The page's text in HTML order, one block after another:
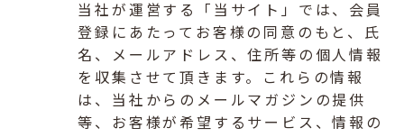
当社が運営する「当サイト」では、会員
登録にあたってお客様の同意のもと、氏
名、メールアドレス、住所等の個人情報
を収集させて頂きます。これらの情報
は、当社からのメールマガジンの提供
等、お客様が希望するサービス、情報の